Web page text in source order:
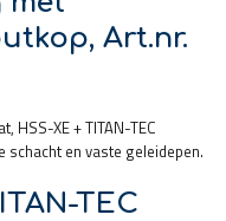
Art.nr.
XE + TITAN-TEC
schacht en vaste geleidepen.
TEC